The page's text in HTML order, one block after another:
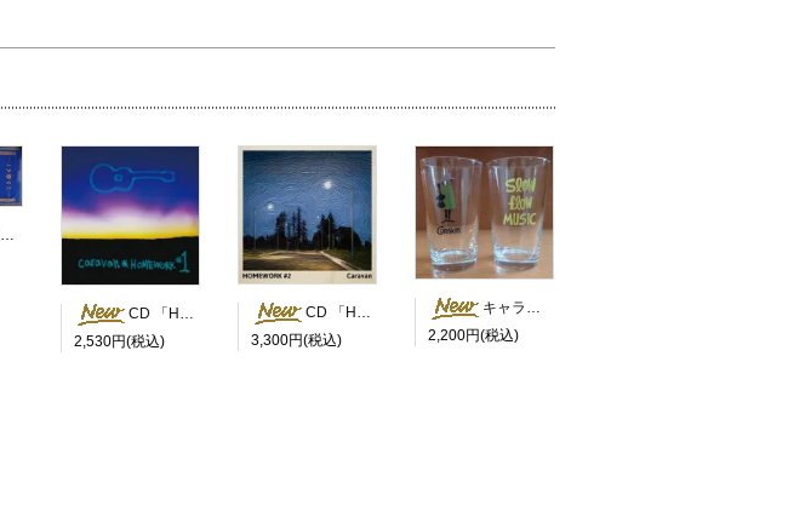
CD 「HOMEWORK #1」
2,530円(税込)
CD 「HOMEWORK #2」
3,300円(税込)
キャラバン君＆Slow Flow Music 8オンスガラスタンブラー 2個セット
2,200円(税込)